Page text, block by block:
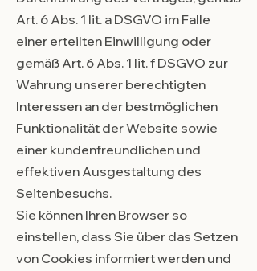
Art. 6 Abs. 1 lit. a DSGVO im Falle
einer erteilten Einwilligung oder
gemäß Art. 6 Abs. 1 lit. f DSGVO zur
Wahrung unserer berechtigten
Interessen an der bestmöglichen
Funktionalität der Website sowie
einer kundenfreundlichen und
effektiven Ausgestaltung des
Seitenbesuchs.
Sie können Ihren Browser so
einstellen, dass Sie über das Setzen
von Cookies informiert werden und